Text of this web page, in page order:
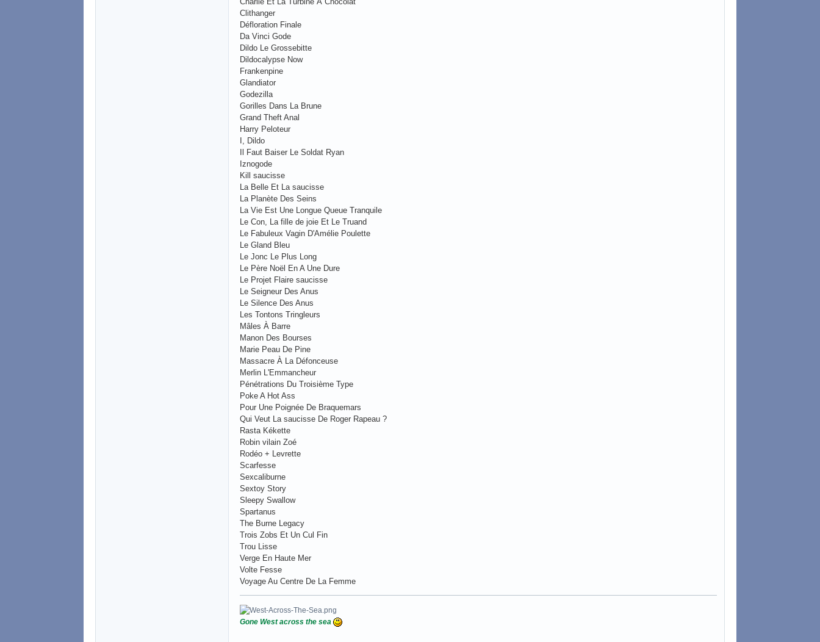
Clithanger
Défloration Finale
Da Vinci Gode
Dildo Le Grossebitte
Dildocalypse Now
Frankenpine
Glandiator
Godezilla
Gorilles Dans La Brune
Grand Theft Anal
Harry Peloteur
I, Dildo
Il Faut Baiser Le Soldat Ryan
Iznogode
Kill saucisse
La Belle Et La saucisse
La Planète Des Seins
La Vie Est Une Longue Queue Tranquile
Le Con, La fille de joie Et Le Truand
Le Fabuleux Vagin D'Amélie Poulette
Le Gland Bleu
Le Jonc Le Plus Long
Le Père Noël En A Une Dure
Le Projet Flaire saucisse
Le Seigneur Des Anus
Le Silence Des Anus
Les Tontons Tringleurs
Mâles À Barre
Manon Des Bourses
Marie Peau De Pine
Massacre À La Défonceuse
Merlin L'Emmancheur
Pénétrations Du Troisième Type
Poke A Hot Ass
Pour Une Poignée De Braquemars
Qui Veut La saucisse De Roger Rapeau ?
Rasta Kékette
Robin vilain Zoé
Rodéo + Levrette
Scarfesse
Sexcaliburne
Sextoy Story
Sleepy Swallow
Spartanus
The Burne Legacy
Trois Zobs Et Un Cul Fin
Trou Lisse
Verge En Haute Mer
Volte Fesse
Voyage Au Centre De La Femme
Gone West across the sea